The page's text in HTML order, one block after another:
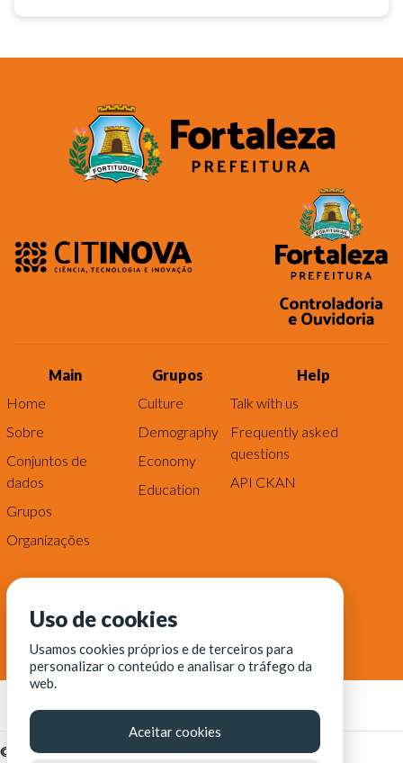
Main
Home
Sobre
Conjuntos de
dados
Grupos
Organizações
Grupos
Culture
Demography
Economy
Education
Help
Talk with us
Frequently asked
questions
API CKAN
© Fortaleza Digital || CITINOVA - Fundação de Ciência,
Uso de cookies
Usamos cookies próprios e de terceiros para
personalizar o conteúdo e analisar o tráfego da
web.
Aceitar cookies